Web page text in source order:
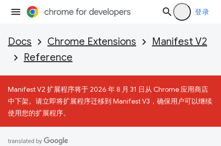
登录
Docs Chrome Extensions
Manifest V2
Reference
Manifest V2 扩展程序将于 2026 年 8 月 31 日从 Chrome 应用商店
中下架。请立即将扩展程序迁移到 Manifest V3，确保用户可以继续
使用您的扩展程序。